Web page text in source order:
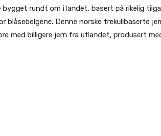
rundt om i landet, basert på rikelig
blåsebelgene. Denne norske trekullbaserte
med billigere jern fra utlandet, produsert